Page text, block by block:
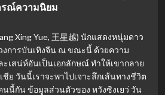
รณ์ความนิยม
Xing Yue, 王星越) นักแสดงหนุ่มดาว
งการบันเทิงจีน ณ ขณะนี้ ด้วยความ
เสน่ห์อันเป็นเอกลักษณ์ ทำให้เขากลาย
ชีย วันนี้เราจะพาไปเจาะลึกเส้นทางชีวิต
นนี้กัน ข้อมูลส่วนตัวของ หวังซิงเยว่ วัน